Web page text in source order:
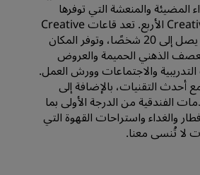
المضيئة والمنعشة التي توفرها
قاعات Creative Rooms الأربع. تعد قاعات Creative
Rooms مثالية لما يصل إلى 20 شخصًا، وتوفر المكان
الذهني الحميمة والعروض
التدريبية والاجتماعات وورش العمل.
أحدث التقنيات، بالإضافة إلى
الفندقية من الدرجة الأولى بما
والغداء واستراحات القهوة التي
لا تُنسى معنا.